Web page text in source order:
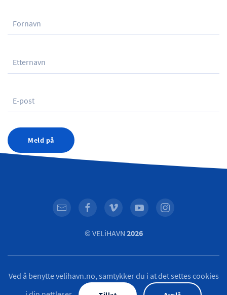
Meld på
© VELiHAVN 2026
Ved å benytte velihavn.no, samtykker du i at det settes cookies